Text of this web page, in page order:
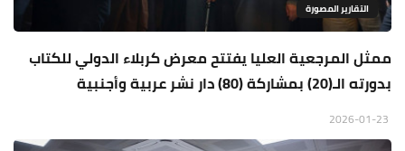
التقارير المصورة
ممثل المرجعية العليا يفتتح معرض كربلاء الدولي للكتاب
بدورته الـ(20) بمشاركة (80) دار نشر عربية وأجنبية